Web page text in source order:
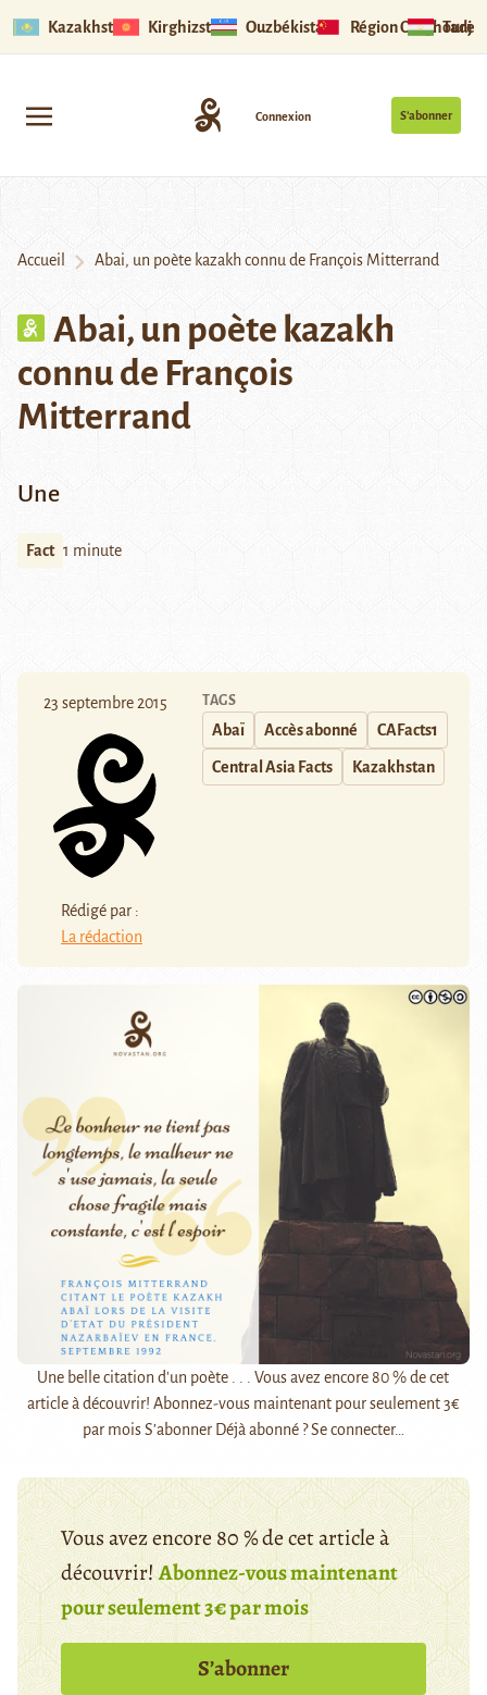
Kazakhstan Kirghizstan Ouzbékistan Région Ouïghoure
S’abonner
Connexion
Accueil Abai, un poète kazakh connu de François Mitterrand
Abai, un poète kazakh
connu de François
Mitterrand
Une
Fact 1 minute
23 septembre 2015
Rédigé par :
La rédaction
TAGS
Abaï Accès abonné CAFacts1
Central Asia Facts Kazakhstan
Une belle citation d'un poète . . . Vous avez encore 80 % de cet
article à découvrir! Abonnez-vous maintenant pour seulement 3€
par mois S’abonner Déjà abonné ? Se connecter…
Vous avez encore 80 % de cet article à
découvrir!Abonnez-vous maintenant
pour seulement 3€ par mois
S’abonner